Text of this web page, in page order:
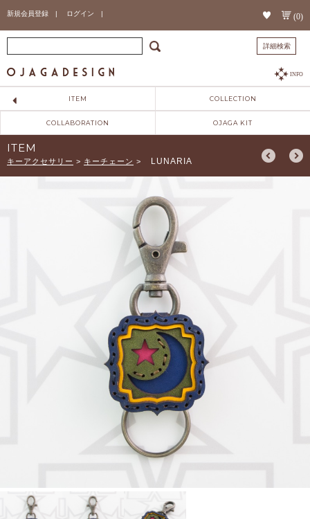
新規会員登録 | ログイン | (0)
詳細検索
INFO
ITEM COLLECTION
COLLABORATION OJAGA KIT
ITEM
キーアクセサリー > キーチェーン > LUNARIA